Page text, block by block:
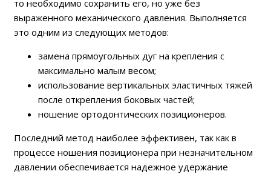
то необходимо сохранить его, но уже без
выраженного механического давления. Выполняется
это одним из следующих методов:
замена прямоугольных дуг на крепления с
максимально малым весом;
использование вертикальных эластичных тяжей
после открепления боковых частей;
ношение ортодонтических позиционеров.
Последний метод наиболее эффективен, так как в
процессе ношения позиционера при незначительном
давлении обеспечивается надежное удержание